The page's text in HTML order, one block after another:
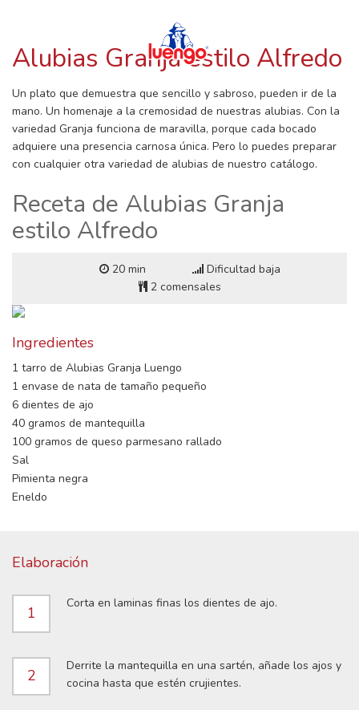
Alubias Granja estilo Alfredo
Un plato que demuestra que sencillo y sabroso, pueden ir de la
mano. Un homenaje a la cremosidad de nuestras alubias. Con la
variedad Granja funciona de maravilla, porque cada bocado
adquiere una presencia carnosa única. Pero lo puedes preparar
con cualquier otra variedad de alubias de nuestro catálogo.
Receta de Alubias Granja
estilo Alfredo
20 min
Dificultad baja
2 comensales
Ingredientes
1 tarro de Alubias Granja Luengo
1 envase de nata de tamaño pequeño
6 dientes de ajo
40 gramos de mantequilla
100 gramos de queso parmesano rallado
Sal
Pimienta negra
Eneldo
Elaboración
1
Corta en laminas finas los dientes de ajo.
2
Derrite la mantequilla en una sartén, añade los ajos y
cocina hasta que estén crujientes.